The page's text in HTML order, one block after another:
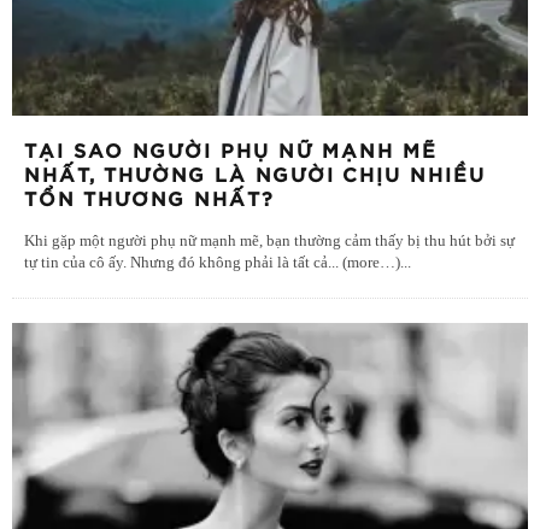
TẠI SAO NGƯỜI PHỤ NỮ MẠNH MẼ
NHẤT, THƯỜNG LÀ NGƯỜI CHỊU NHIỀU
TỔN THƯƠNG NHẤT?
Khi gặp một người phụ nữ mạnh mẽ, bạn thường cảm thấy bị thu hút bởi sự
tự tin của cô ấy. Nhưng đó không phải là tất cả... (more…)...